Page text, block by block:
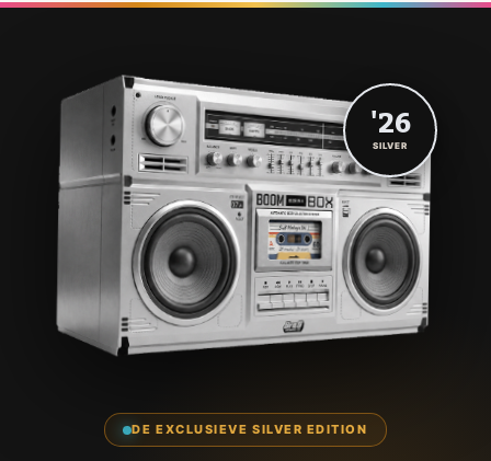
DE EXCLUSIEVE SILVER EDITION
'26
SILVER